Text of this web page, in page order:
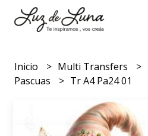
Inicio Multi Transfers
Pascuas
Tr A4 Pa24 01